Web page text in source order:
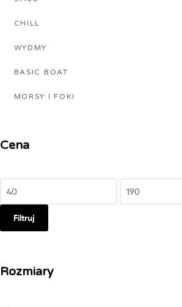
CHILL
WYDMY
BASIC BOAT
MORSY I FOKI
Cena
Filtruj
Rozmiary